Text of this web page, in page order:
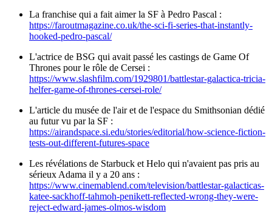
La franchise qui a fait aimer la SF à Pedro Pascal :
https://faroutmagazine.co.uk/the-sci-fi-series-that-instantly-
hooked-pedro-pascal/
L'actrice de BSG qui avait passé les castings de Game Of
Thrones pour le rôle de Cersei :
https://www.slashfilm.com/1929801/battlestar-galactica-tricia-
helfer-game-of-thrones-cersei-role/
L'article du musée de l'air et de l'espace du Smithsonian dédié
au futur vu par la SF :
https://airandspace.si.edu/stories/editorial/how-science-fiction-
tests-out-different-futures-space
Les révélations de Starbuck et Helo qui n'avaient pas pris au
sérieux Adama il y a 20 ans :
https://www.cinemablend.com/television/battlestar-galacticas-
katee-sackhoff-tahmoh-penikett-reflected-wrong-they-were-
reject-edward-james-olmos-wisdom